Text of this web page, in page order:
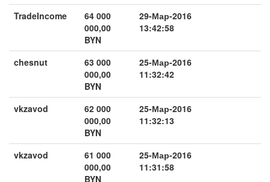
TradeIncome
64 000
000,00
BYN
29-Мар-2016
13:42:58
chesnut
63 000
000,00
BYN
25-Мар-2016
11:32:42
vkzavod
62 000
000,00
BYN
25-Мар-2016
11:32:13
vkzavod
61 000
000,00
BYN
25-Мар-2016
11:31:58